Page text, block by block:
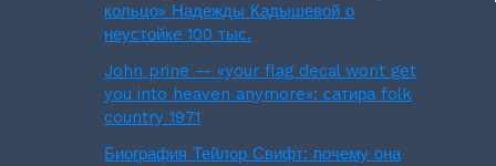
кольцо» Надежды Кадышевой о
неустойке 100 тыс.
John prine — «your flag decal wont get
you into heaven anymore»: сатира folk
country 1971
Биография Тейлор Свифт: почему она